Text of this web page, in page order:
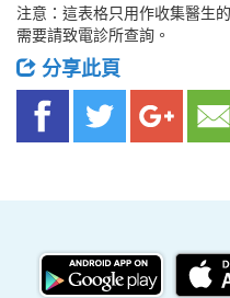
注意：這表格只用作收集醫生
需要請致電診所查詢。
分享此頁